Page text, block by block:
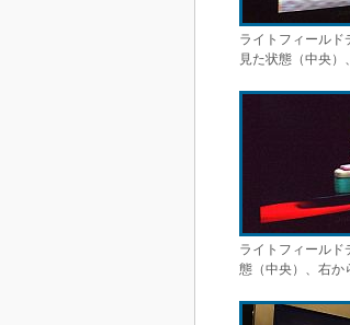
ライトフィールド
見た状態（中央）
ライトフィールド
態（中央）、右か